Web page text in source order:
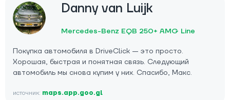
Danny van Luijk
Mercedes-Benz EQB 250+ AMG Line
Покупка автомобиля в DriveClick — это просто.
Хорошая, быстрая и понятная связь. Следующий
автомобиль мы снова купим у них. Спасибо, Макс.
источник: maps.app.goo.gl